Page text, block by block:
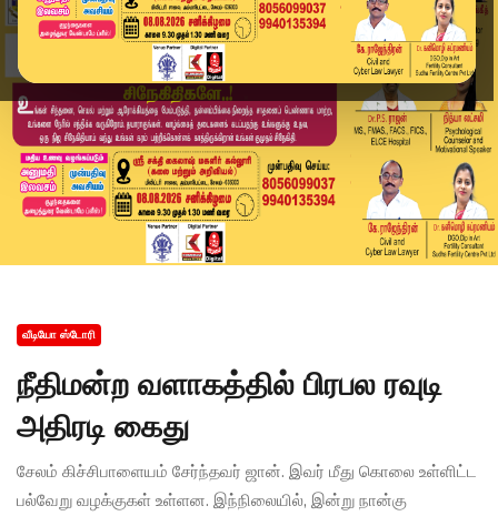
வீடியோ ஸ்டோரி
நீதிமன்ற வளாகத்தில் பிரபல ரவுடி
அதிரடி கைது
சேலம் கிச்சிபாளையம் சேர்ந்தவர் ஜான். இவர் மீது கொலை உள்ளிட்ட
பல்வேறு வழக்குகள் உள்ளன. இந்நிலையில், இன்று நான்கு